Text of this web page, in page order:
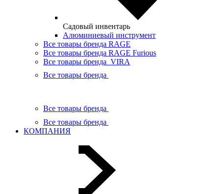
Садовый инвентарь
Алюминиевый инструмент
Все товары бренда RAGE
Все товары бренда RAGE Furious
Все товары бренда VIRA
Все товары бренда
Все товары бренда
Все товары бренда
КОМПАНИЯ